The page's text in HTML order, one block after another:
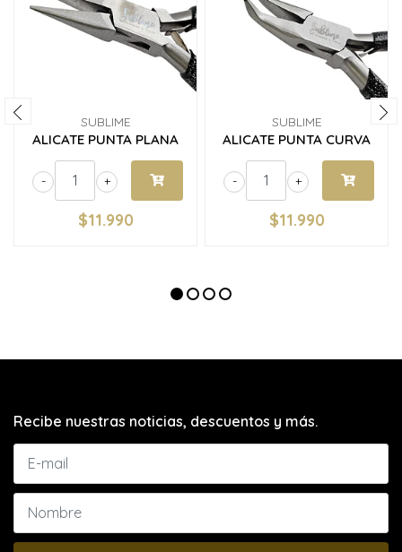
SUBLIME
ALICATE PUNTA PLANA
+
-
$11.990
SUBLIME
ALICATE PUNTA CURVA
+
-
$11.990
Recibe nuestras noticias, descuentos y más.